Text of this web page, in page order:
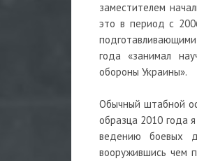
заместителем
это в период с
года «занимал
обороны Украины».
Обычный штабной
образца 2010 года
ведению боевых
вооружившись чем